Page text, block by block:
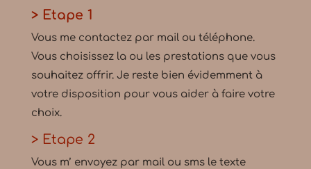
> Etape 1
Vous me contactez par mail ou téléphone.
Vous choisissez la ou les prestations que vous
souhaitez offrir. Je reste bien évidemment à
votre disposition pour vous aider à faire votre
choix.
> Etape 2
Vous m’ envoyez par mail ou sms le texte